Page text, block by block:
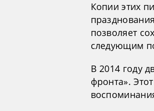
Копии этих
позволяет
следующим
В 2014 году
фронта».